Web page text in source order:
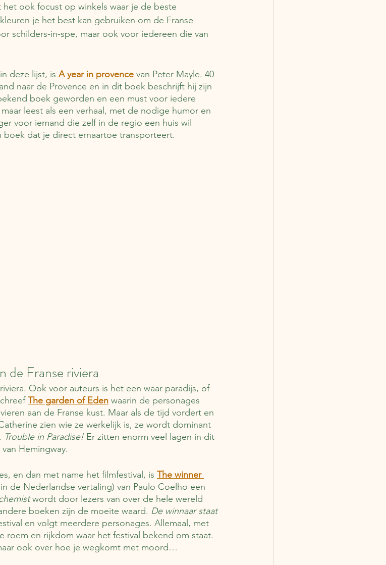
ook focust op winkels waar je de beste
je het best kan gebruiken om de Franse
schilders-in-spe, maar ook voor iedereen die van
deze lijst, is A year in provence van Peter Mayle. 40
naar de Provence en in dit boek beschrijft hij zijn
boek geworden en een must voor iedere
leest als een verhaal, met de nodige humor en
voor iemand die zelf in de regio een huis wil
dat je direct ernaartoe transporteert.
de Franse riviera
Ook voor auteurs is het een waar paradijs, of
The garden of Eden waarin de personages
aan de Franse kust. Maar als de tijd vordert en
zien wie ze werkelijk is, ze wordt dominant
Trouble in Paradise! Er zitten enorm veel lagen in dit
Hemingway.
en dan met name het filmfestival, is The winner
in de Nederlandse vertaling) van Paulo Coelho een
wordt door lezers van over de hele wereld
boeken zijn de moeite waard. De winnaar staat
en volgt meerdere personages. Allemaal, met
roem en rijkdom waar het festival bekend om staat.
ook over hoe je wegkomt met moord…